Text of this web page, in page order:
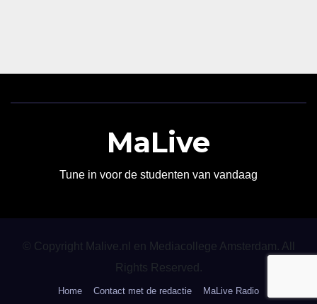
MaLive
Tune in voor de studenten van vandaag
© Copyright Malive.nl en Mediacollege Amsterdam. All
Rights Reserved.
Home Contact met de redactie MaLive Radio